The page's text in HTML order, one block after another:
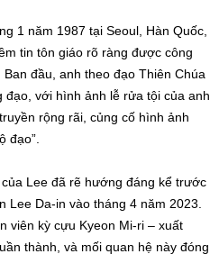
1 năm 1987 tại Seoul, Hàn Quốc,
tin tôn giáo rõ ràng được công
đầu, anh theo đạo Thiên Chúa
với hình ảnh lễ rửa tội của anh
rộng rãi, củng cố hình ảnh
đạo”.
Lee đã rẽ hướng đáng kể trước
Lee Da-in vào tháng 4 năm 2023.
viên kỳ cựu Kyeon Mi-ri – xuất
thành, và mối quan hệ này đóng